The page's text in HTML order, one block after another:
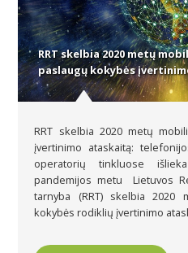
RRT skelbia 2020 metų
paslaugų kokybės
RRT skelbia 2020 metų
įvertinimo ataskaitą:
operatorių tinkluose
pandemijos metu Lietuvos
tarnyba (RRT) skelbia 2020
kokybės rodiklių įvertinimo